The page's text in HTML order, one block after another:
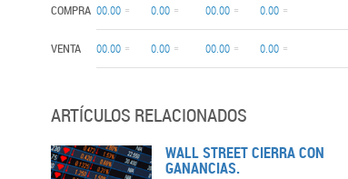
COMPRA 00.00 0.00 00.00 0.00
VENTA 00.00 0.00 00.00 0.00
ARTÍCULOS RELACIONADOS
WALL STREET CIERRA CON
GANANCIAS.